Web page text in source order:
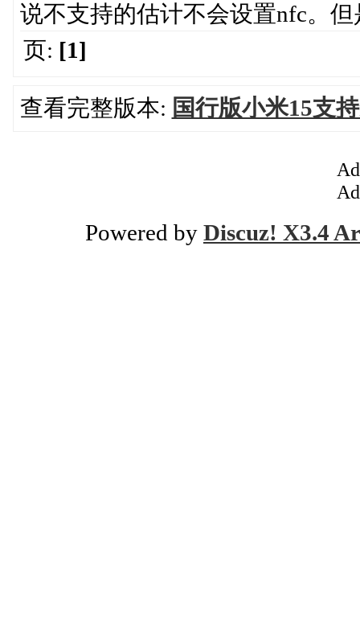
说不支持的估计不会设置nfc。
页: [1]
查看完整版本: 国行版小米15支
Powered by Discuz! X3.4